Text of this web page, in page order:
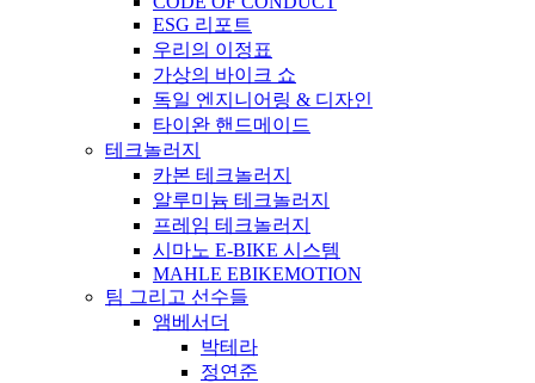
ESG 리포트
우리의 이정표
가상의 바이크 쇼
독일 엔지니어링 & 디자인
타이완 핸드메이드
테크놀러지
카본 테크놀러지
알루미늄 테크놀러지
프레임 테크놀러지
시마노 E-BIKE 시스템
MAHLE EBIKEMOTION
팀 그리고 선수들
앰베서더
박테라
정연준